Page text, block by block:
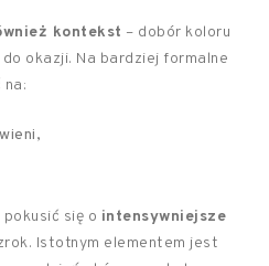
kontekst – dobór koloru
okazji. Na bardziej formalne
się o intensywniejsze
Istotnym elementem jest